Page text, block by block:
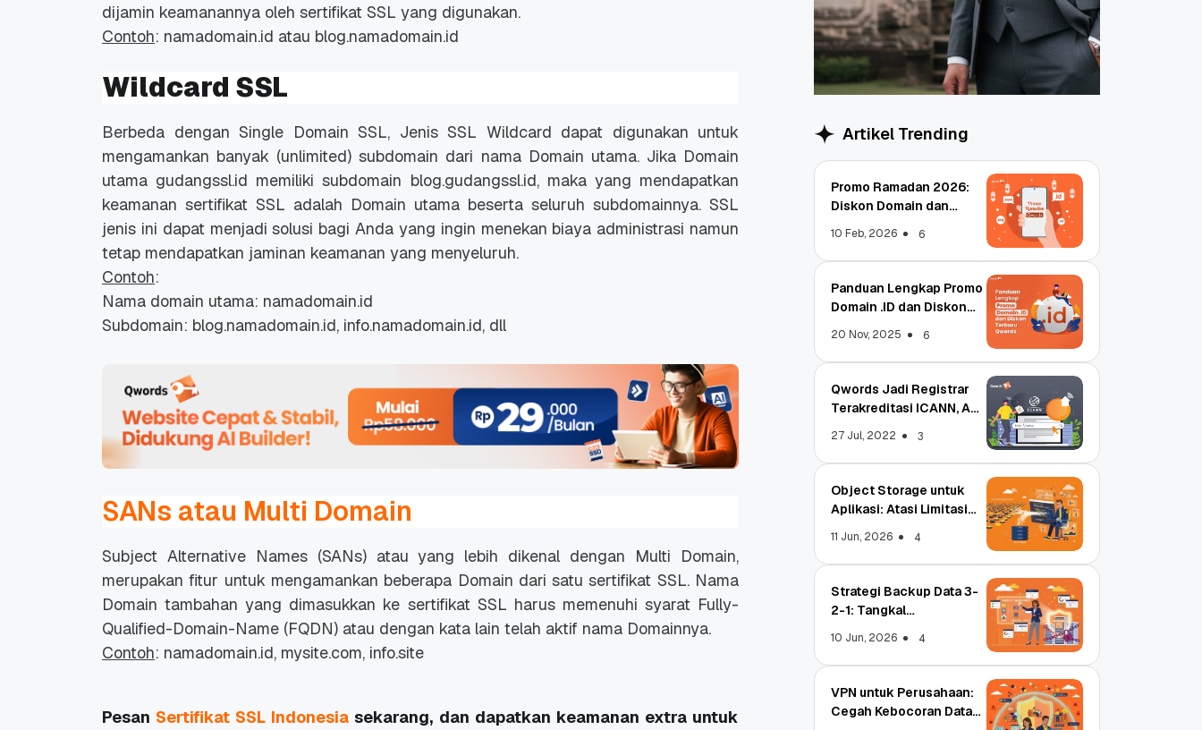
dijamin keamanannya oleh sertifikat SSL yang digunakan.
Contoh: namadomain.id atau blog.namadomain.id
Wildcard SSL
Berbeda dengan Single Domain SSL, Jenis SSL Wildcard dapat digunakan untuk
mengamankan banyak (unlimited) subdomain dari nama Domain utama. Jika Domain
utama gudangssl.id memiliki subdomain blog.gudangssl.id, maka yang mendapatkan
keamanan sertifikat SSL adalah Domain utama beserta seluruh subdomainnya. SSL
jenis ini dapat menjadi solusi bagi Anda yang ingin menekan biaya administrasi namun
tetap mendapatkan jaminan keamanan yang menyeluruh.
Contoh:
Nama domain utama: namadomain.id
Subdomain: blog.namadomain.id, info.namadomain.id, dll
SANs atau Multi Domain
Subject Alternative Names (SANs) atau yang lebih dikenal dengan Multi Domain,
merupakan fitur untuk mengamankan beberapa Domain dari satu sertifikat SSL. Nama
Domain tambahan yang dimasukkan ke sertifikat SSL harus memenuhi syarat Fully-
Qualified-Domain-Name (FQDN) atau dengan kata lain telah aktif nama Domainnya.
Contoh: namadomain.id, mysite.com, info.site
Pesan Sertifikat SSL Indonesia sekarang, dan dapatkan keamanan extra untuk
Artikel Trending
Promo Ramadan 2026:
Diskon Domain dan
10 Feb, 2026 6
Panduan Lengkap Promo
Domain .ID dan Diskon
20 Nov, 2025 6
Qwords Jadi Registrar
Terakreditasi ICANN, Apa
27 Jul, 2022 3
Object Storage untuk
Aplikasi: Atasi Limitasi
11 Jun, 2026 4
Strategi Backup Data 3-
2-1: Tangkal
10 Jun, 2026 4
VPN untuk Perusahaan:
Cegah Kebocoran Data